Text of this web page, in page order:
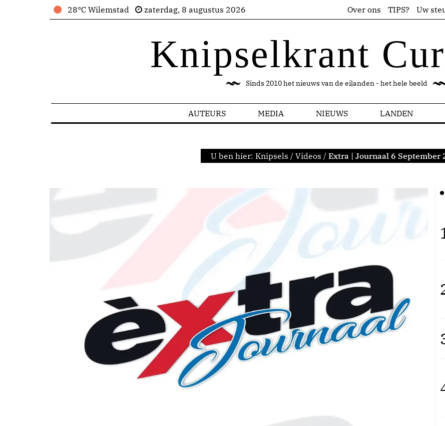
28°C Wilemstad zaterdag, 8 augustus 2026 Over ons TIPS? Uw
Knipselkrant
Sinds 2010 het nieuws van de eilanden - het hele beeld
AUTEURS MEDIA NIEUWS LANDEN
U ben hier: Knipsels / Videos / Extra | Journaal 6 September